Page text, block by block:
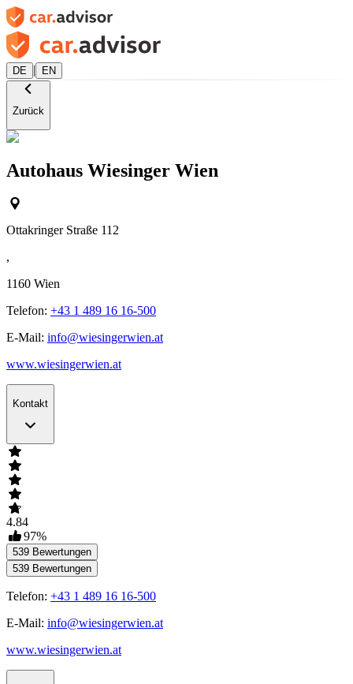
DE | EN
Zurück
Autohaus Wiesinger Wien
Ottakringer Straße 112
,
1160 Wien
Telefon: +43 1 489 16 16-500
E-Mail: info@wiesingerwien.at
www.wiesingerwien.at
Kontakt
4.84
97%
539 Bewertungen
539 Bewertungen
Telefon: +43 1 489 16 16-500
E-Mail: info@wiesingerwien.at
www.wiesingerwien.at